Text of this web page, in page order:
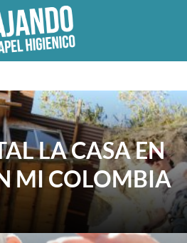
LA CASA EN
MI COLOMBIA